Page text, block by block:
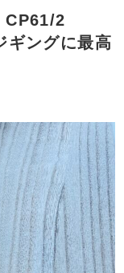
CP61/2
ングに最高